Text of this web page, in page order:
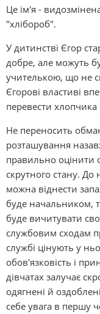
Це ім'я -
"хлібороб".
У дитинстві Єгор
добре, але можуть
учителькою, що не
Єгорові властиві
перевести
Не переносить
розташування
правильно оцінити
скрутного стану. До
можна віднести
буде начальником,
буде вичитувати
службовим сходам
службі цінують у
обов'язковість і
дівчатах залучає
одягнені й
себе увага в першу